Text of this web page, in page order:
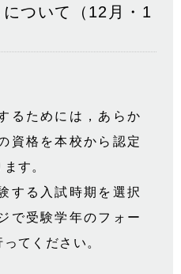
ついて（12月・1
るためには，あらか
資格を本校から認定
す。
する入試時期を選択
で受験学年のフォー
てください。